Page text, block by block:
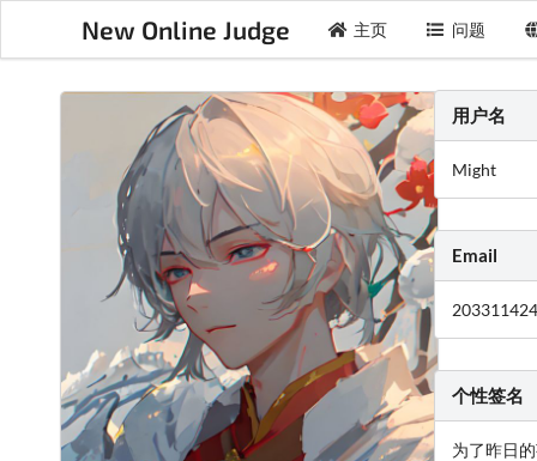
New Online Judge 主页 问题
用户名
Might
Email
个性签名
为了昨日